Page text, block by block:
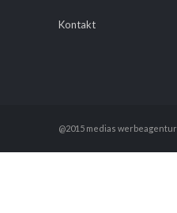
Kontakt
@2015 medias werbeagentur